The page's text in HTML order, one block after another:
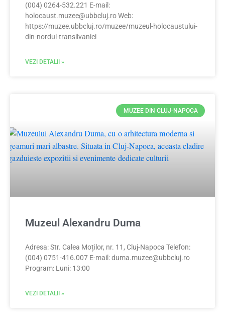
(004) 0264-532.221 E-mail:
holocaust.muzee@ubbcluj.roWeb:
https://muzee.ubbcluj.ro/muzee/muzeul-holocaustului-
din-nordul-transilvaniei
VEZI DETALII »
MUZEE DIN CLUJ-NAPOCA
Muzeul Alexandru Duma
Adresa: Str. Calea Moților, nr. 11, Cluj-Napoca Telefon:
(004) 0751-416.007 E-mail:duma.muzee@ubbcluj.ro
Program: Luni: 13:00
VEZI DETALII »